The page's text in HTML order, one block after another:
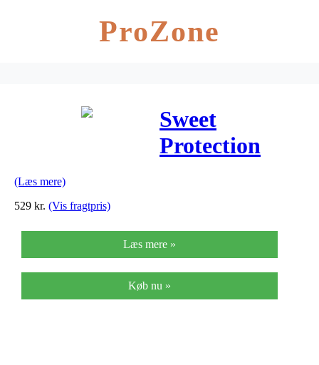
ProZone
Sweet
Protection
hjelm –
Matblå
(Læs mere)
529 kr. (Vis fragtpris)
Læs mere »
Køb nu »